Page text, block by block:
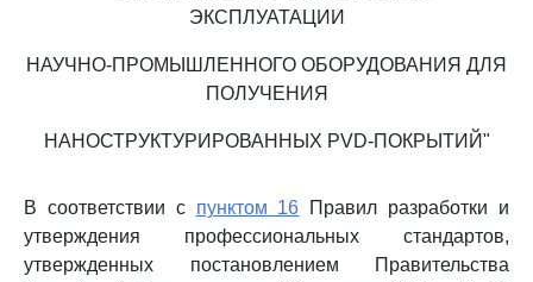
ЭКСПЛУАТАЦИИ
НАУЧНО-ПРОМЫШЛЕННОГО ОБОРУДОВАНИЯ ДЛЯ
ПОЛУЧЕНИЯ
НАНОСТРУКТУРИРОВАННЫХ PVD-ПОКРЫТИЙ"
В соответствии с пунктом 16 Правил разработки и
утверждения профессиональных стандартов,
утвержденных постановлением Правительства